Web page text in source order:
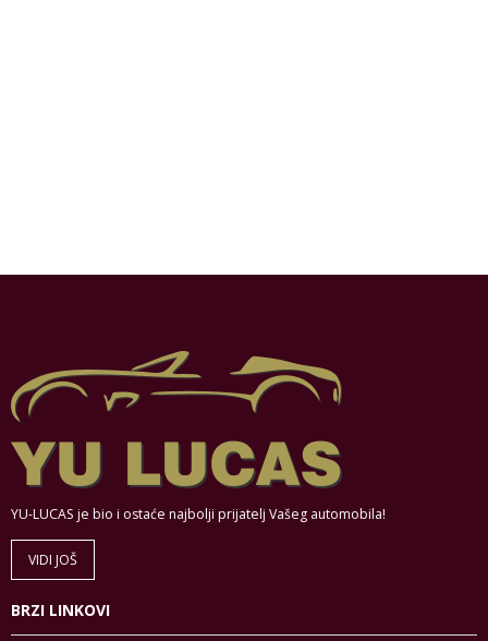
YU-LUCAS je bio i ostaće najbolji prijatelj Vašeg automobila!
VIDI JOŠ
BRZI LINKOVI